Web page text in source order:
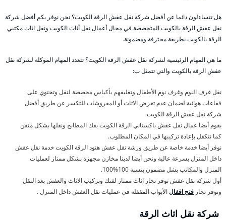
هل تتساءلون دائما عن أفضل شركة نقل عفش الرقة الكويت؟ نحن نوفر بكم أفضل شركة
نقل عفش الرقة بالكويت المتخصصة في مجال أعمال نقل أثاث الكويت ونقل اثاث مكتبي
الرقة بالكويت بطريقة محترفة ومضمونة.
ما هي المهام الرئيسية لشركة نقل عفش الرقة الكويت؟ تتعدد المهام الموكلة لشركة نقل
عفش الرقة بالكويت والتي تتمثل ب:
نقل غرف النوم وغرف نوم الأطفال وتغليفهم بأكياس مخصصة لنقل وتحتوي على
فقاعات هوائية لضمان عدم تعرض الاثاث أو المفروشات للتكسر عن طريق أفضل
شركة نقل عفش الرقة الكويت.
يقوم أيضا عمال نقل عفش باكستاني الرقة الكويت بفك المطابخ ونقلها بشكل متقن
كما نتكفل بإعادة تركيبها في المكان المطلوب.
نوفر أيضا خدمة خاصة عن طريق ورشة نقل عفش هنود الرقة الكويت خدمة نقل عفش
داخل المنزل بسرعة عالية ونحن أيضا لدينا مخازن مجهزة بشكل ممتاز لعمليات
المنزل والمكاتب بشل مضمون بنسبة 100%100.
أول شركة نقل عفش توفر نجار اثاث ممتاز لفتك وتركيب الاثاث والعفش بعد النقل
ونوفر نجار فتح اقفالالأبواب المقفلة في عمليات نقل العفش داخل المنزل .
شركة نقل اثاث الرقة